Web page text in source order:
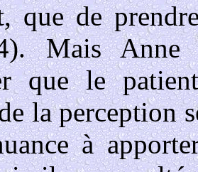
que de
Mais
que le
la perception
à